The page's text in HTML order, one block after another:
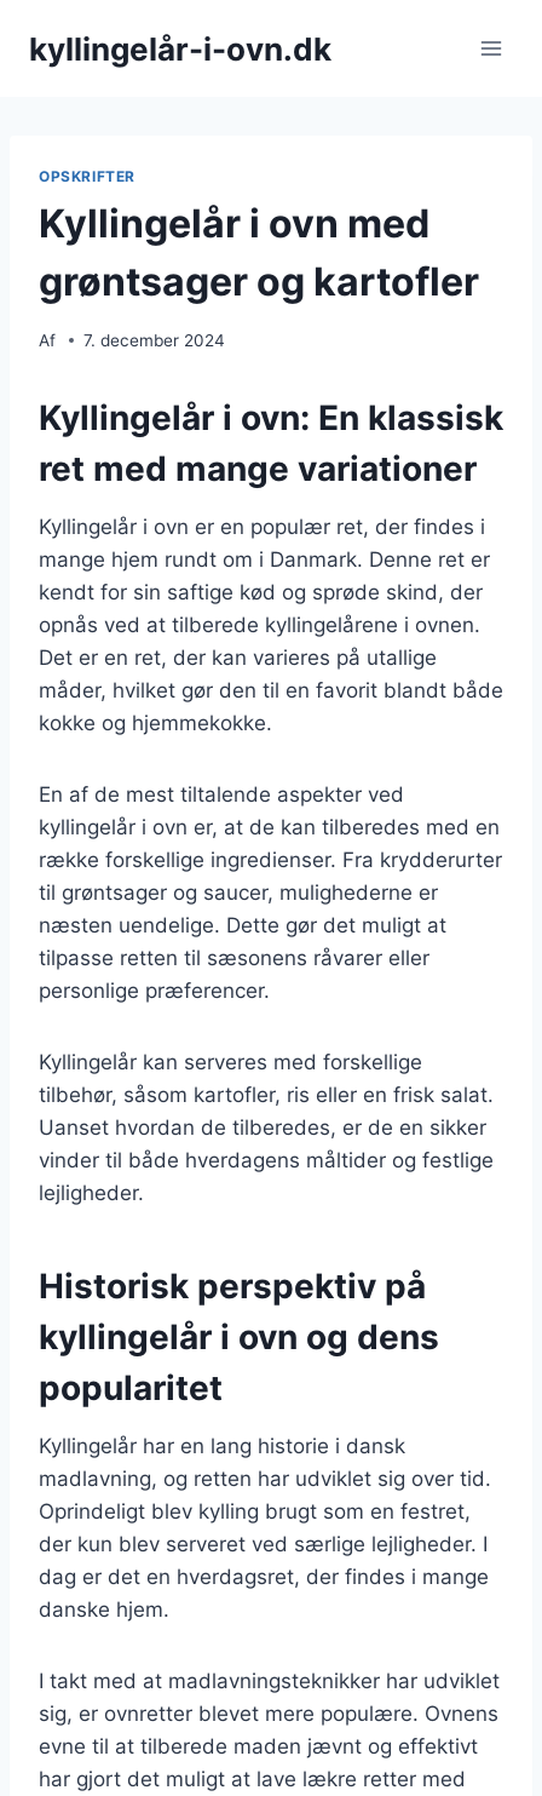
kyllingelår-i-ovn.dk
OPSKRIFTER
Kyllingelår i ovn med
grøntsager og kartofler
Af 7. december 2024
Kyllingelår i ovn: En klassisk
ret med mange variationer
Kyllingelår i ovn er en populær ret, der findes i
mange hjem rundt om i Danmark. Denne ret er
kendt for sin saftige kød og sprøde skind, der
opnås ved at tilberede kyllingelårene i ovnen.
Det er en ret, der kan varieres på utallige
måder, hvilket gør den til en favorit blandt både
kokke og hjemmekokke.
En af de mest tiltalende aspekter ved
kyllingelår i ovn er, at de kan tilberedes med en
række forskellige ingredienser. Fra krydderurter
til grøntsager og saucer, mulighederne er
næsten uendelige. Dette gør det muligt at
tilpasse retten til sæsonens råvarer eller
personlige præferencer.
Kyllingelår kan serveres med forskellige
tilbehør, såsom kartofler, ris eller en frisk salat.
Uanset hvordan de tilberedes, er de en sikker
vinder til både hverdagens måltider og festlige
lejligheder.
Historisk perspektiv på
kyllingelår i ovn og dens
popularitet
Kyllingelår har en lang historie i dansk
madlavning, og retten har udviklet sig over tid.
Oprindeligt blev kylling brugt som en festret,
der kun blev serveret ved særlige lejligheder. I
dag er det en hverdagsret, der findes i mange
danske hjem.
I takt med at madlavningsteknikker har udviklet
sig, er ovnretter blevet mere populære. Ovnens
evne til at tilberede maden jævnt og effektivt
har gjort det muligt at lave lækre retter med